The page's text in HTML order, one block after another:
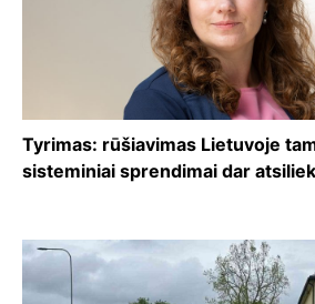
Tyrimas: rūšiavimas Lietuvoje
sisteminiai sprendimai dar